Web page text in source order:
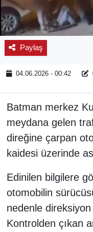
Paylaş
04.06.2026 - 00:42
Batman merkez
meydana gelen
direğine çarpan
kaidesi üzerinde
Edinilen bilgilere
otomobilin
nedenle
Kontrolden çıkan